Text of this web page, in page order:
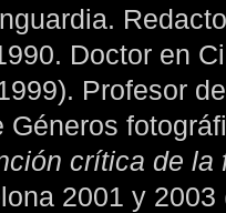
Doctor en
Profesor
crítica de la
2001 y 2003